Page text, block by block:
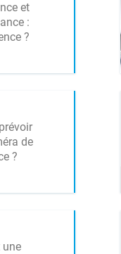
et
:
?
de
?
une